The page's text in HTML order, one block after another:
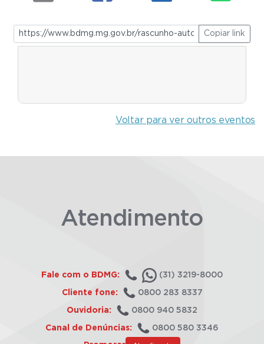
Copiar link
Voltar para ver outros eventos
Atendimento
Fale com o BDMG: (31) 3219-8000
Cliente fone: 0800 283 8337
Ouvidoria: 0800 940 5832
Canal de Denúncias: 0800 580 3346